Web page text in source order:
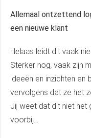
Allemaal ontzettend
een nieuwe klant
Helaas leidt dit vaak
Sterker nog, vaak zijn
ideeën en inzichten en
vervolgens dat ze het
Jij weet dat dit niet het
voorbij…